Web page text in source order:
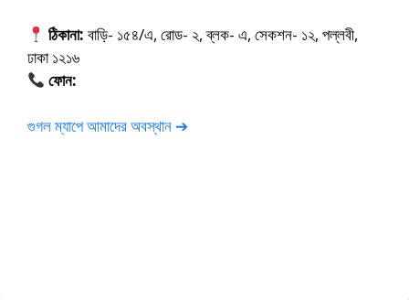
ঠিকানা: বাড়ি- ১৫৪/এ, রোড- ২, ব্লক- এ, সেকশন- ১২, পল্লবী,
ঢাকা ১২১৬
ফোন:
গুগল ম্যাপে আমাদের অবস্থান ➔